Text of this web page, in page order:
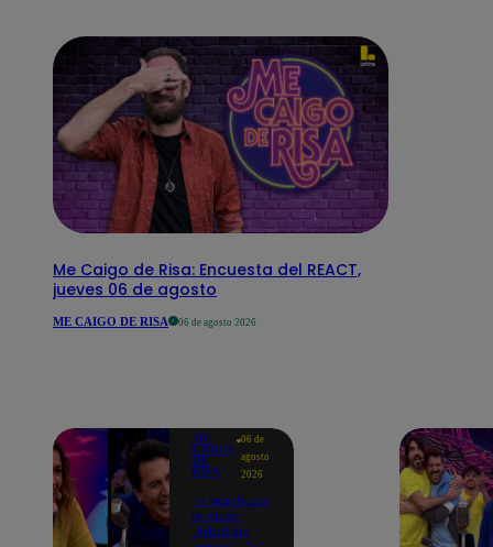
Me Caigo de Risa: Encuesta del REACT,
jueves 06 de agosto
ME CAIGO DE RISA 06 de agosto 2026
ME
CAIGO
DE
RISA
06 de
agosto
2026
"A Machuca
le dicen
'Árbol sin